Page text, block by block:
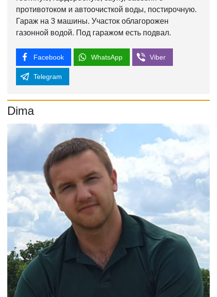
противотоком и автоочисткой воды, постирочную.
Гараж на 3 машины. Участок облагорожен
газонной водой. Под гаражом есть подвал.
Facebook WhatsApp Viber
Telegram
Dima